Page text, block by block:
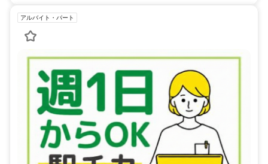
アルバイト・パート